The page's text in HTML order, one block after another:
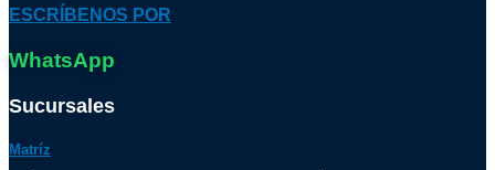
ESCRÍBENOS POR
WhatsApp
Sucursales
Matríz